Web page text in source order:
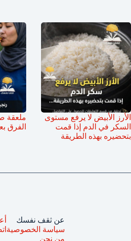
الأرز الأبيض لا يرفع مستوى
السكر في الدم إذا قمت
بتحضيره بهذه الطريقة
ملعقة
الفرق
عن ثقف نفسك
سياسة الخصوصية
من نحن